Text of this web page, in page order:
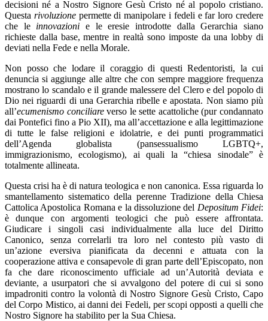
decisioni né a Nostro Signore Gesù Cristo né al popolo cristiano.
Questa rivoluzionepermette di manipolare i fedeli e far loro credere
che le innovazioni e le eresie introdotte dalla Gerarchia siano
richieste dalla base, mentre in realtà sono imposte da una lobby di
deviati nella Fede e nella Morale.
Non posso che lodare il coraggio di questi Redentoristi, la cui
denuncia si aggiunge alle altre che con sempre maggiore frequenza
mostrano lo scandalo e il grande malessere del Clero e del popolo di
Dio nei riguardi di una Gerarchia ribelle e apostata. Non siamo più
all’ecumenismo conciliareverso le sette acattoliche (pur condannato
dai Pontefici fino a Pio XII), ma all’accettazione e alla legittimazione
di tutte le false religioni e idolatrie, e dei punti programmatici
dell’Agenda globalista (pansessualismo LGBTQ+,
immigrazionismo, ecologismo), ai quali la “chiesa sinodale” è
totalmente allineata.
Questa crisi ha è di natura teologica e non canonica. Essa riguarda lo
smantellamento sistematico della perenne Tradizione della Chiesa
Cattolica Apostolica Romana e la dissoluzione del Depositum Fidei:
è dunque con argomenti teologici che può essere affrontata.
Giudicare i singoli casi individualmente alla luce del Diritto
Canonico, senza correlarli tra loro nel contesto più vasto di
un’azione eversiva pianificata da decenni e attuata con la
cooperazione attiva e consapevole di gran parte dell’Episcopato, non
fa che dare riconoscimento ufficiale ad un’Autorità deviata e
deviante, a usurpatori che si avvalgono del potere di cui si sono
impadroniti contro la volontà di Nostro Signore Gesù Cristo, Capo
del Corpo Mistico, ai danni dei Fedeli, per scopi opposti a quelli che
Nostro Signore ha stabilito per la Sua Chiesa.